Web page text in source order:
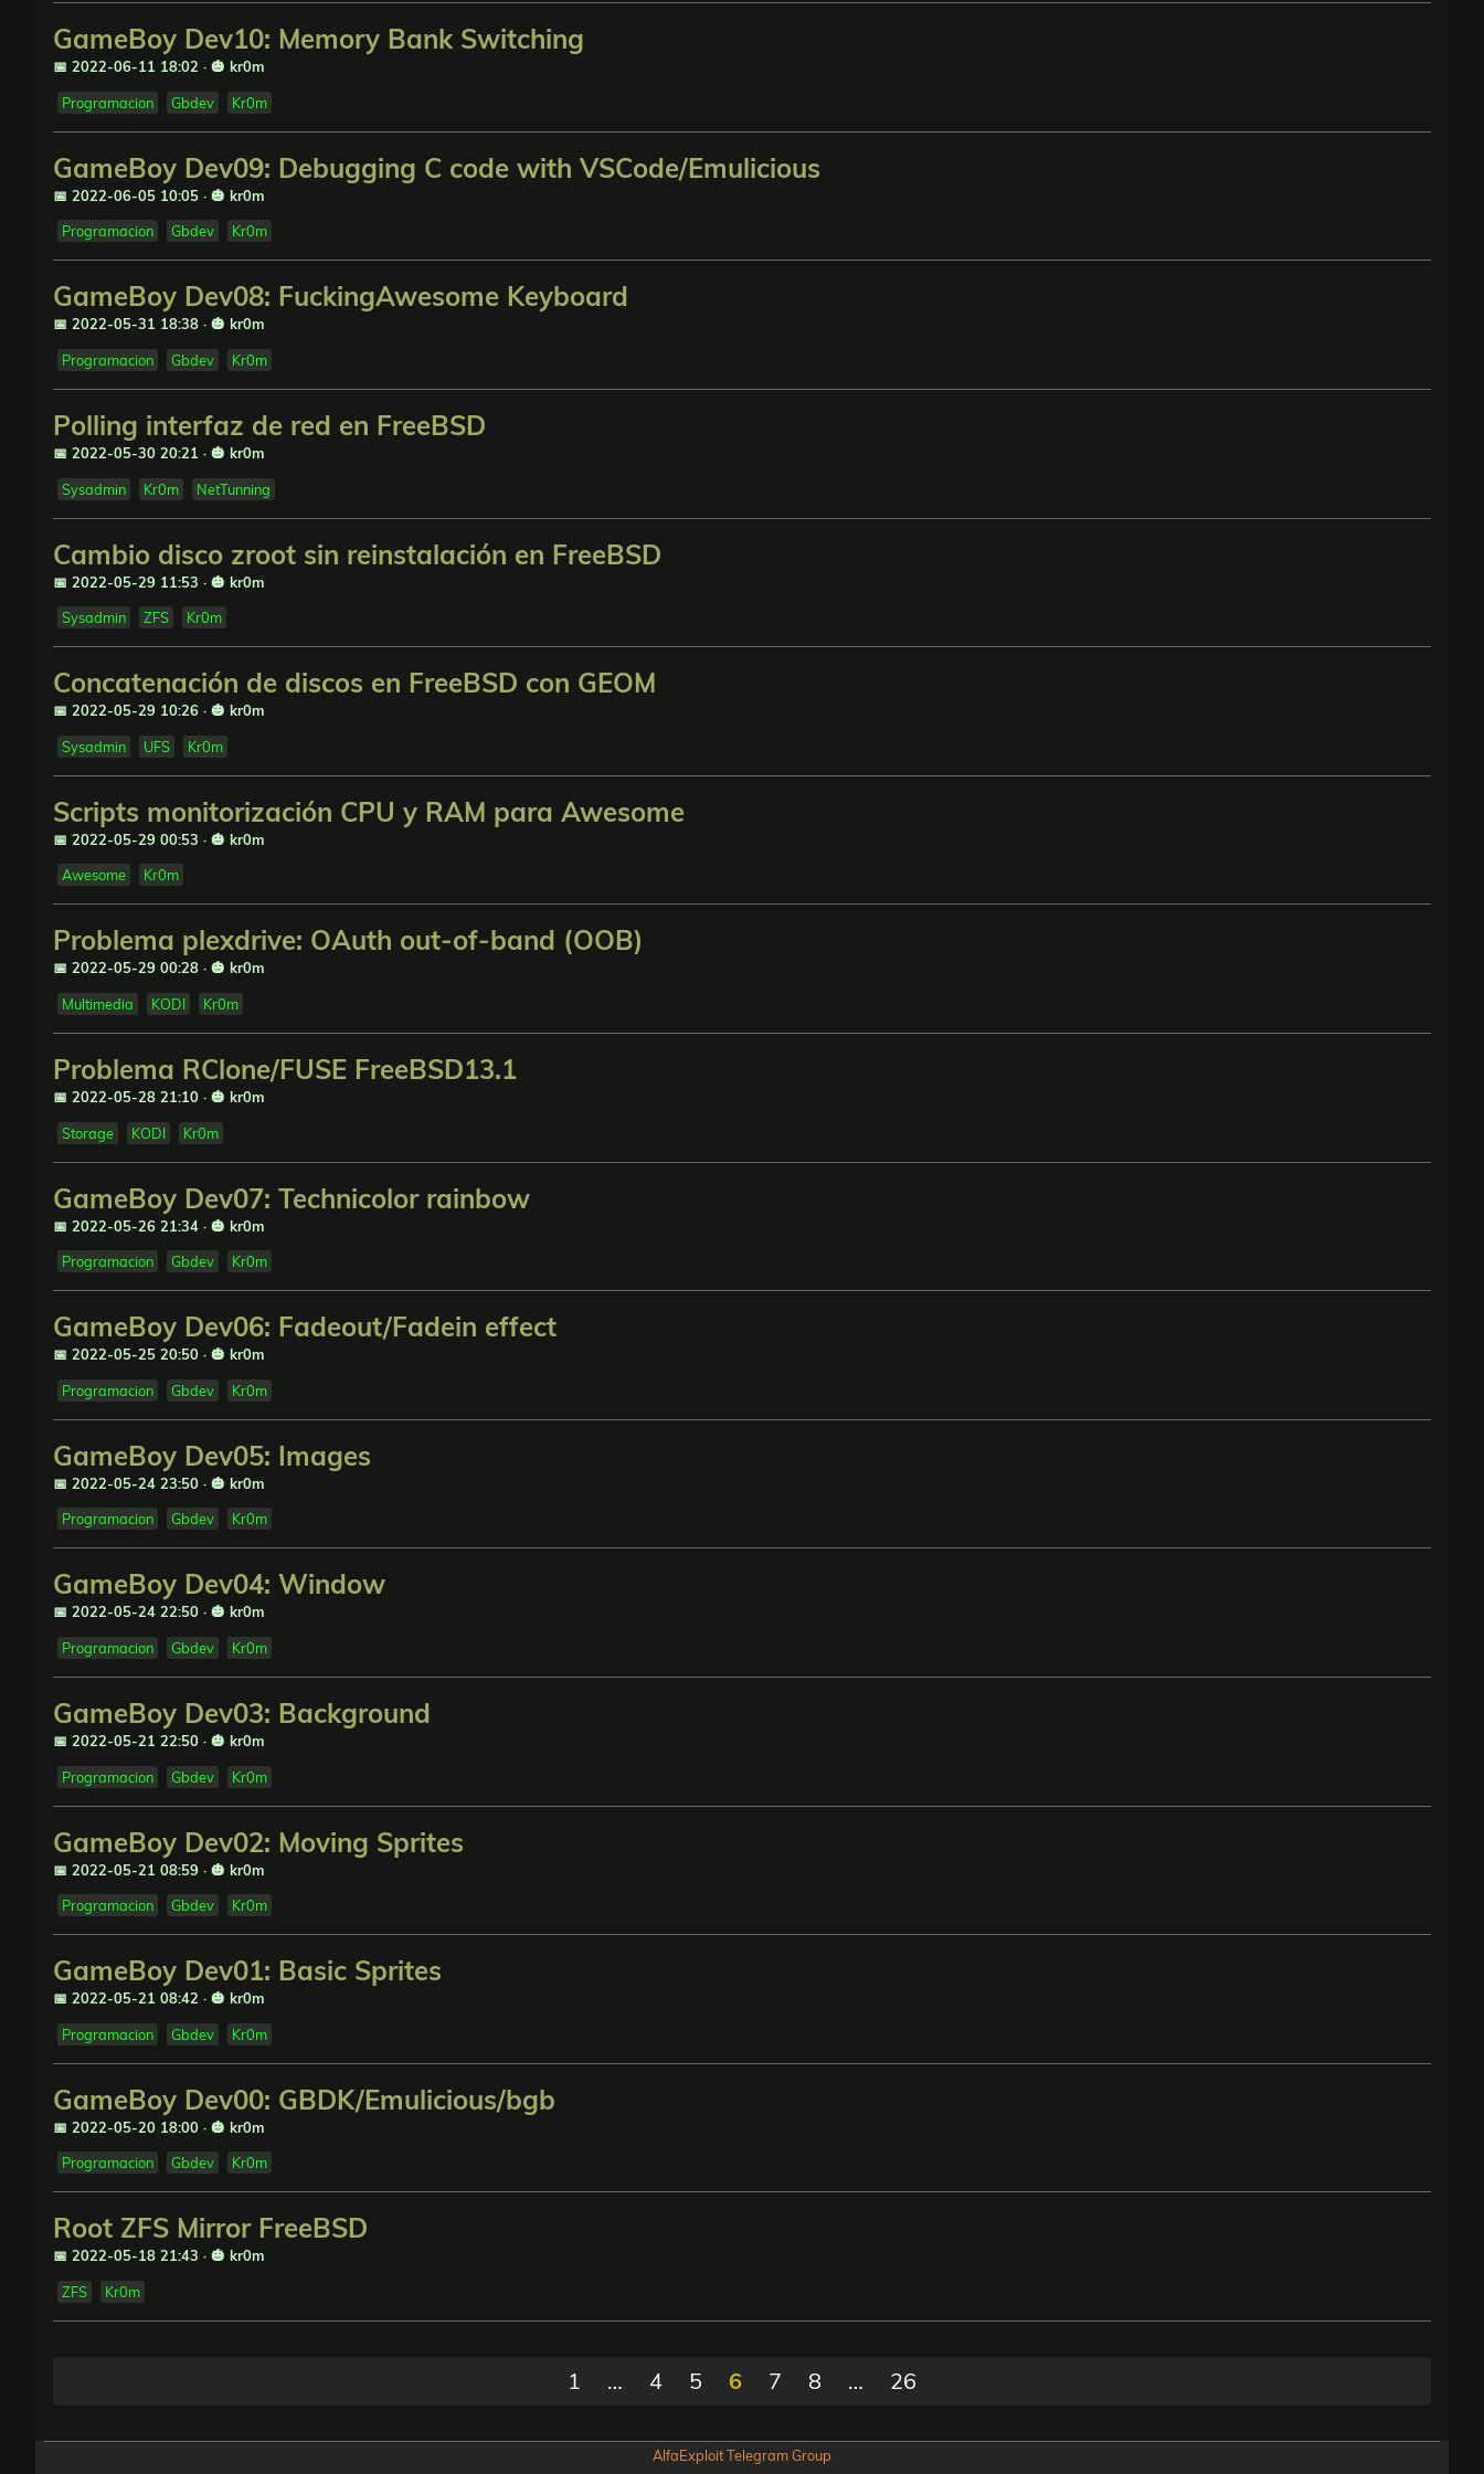
GameBoy Dev10: Memory Bank Switching
📅 2022-06-11 18:02 · 🎃 kr0m
Programacion Gbdev Kr0m
GameBoy Dev09: Debugging C code with VSCode/Emulicious
📅 2022-06-05 10:05 · 🎃 kr0m
Programacion Gbdev Kr0m
GameBoy Dev08: FuckingAwesome Keyboard
📅 2022-05-31 18:38 · 🎃 kr0m
Programacion Gbdev Kr0m
Polling interfaz de red en FreeBSD
📅 2022-05-30 20:21 · 🎃 kr0m
Sysadmin Kr0m NetTunning
Cambio disco zroot sin reinstalación en FreeBSD
📅 2022-05-29 11:53 · 🎃 kr0m
Sysadmin ZFS Kr0m
Concatenación de discos en FreeBSD con GEOM
📅 2022-05-29 10:26 · 🎃 kr0m
Sysadmin UFS Kr0m
Scripts monitorización CPU y RAM para Awesome
📅 2022-05-29 00:53 · 🎃 kr0m
Awesome Kr0m
Problema plexdrive: OAuth out-of-band (OOB)
📅 2022-05-29 00:28 · 🎃 kr0m
Multimedia KODI Kr0m
Problema RClone/FUSE FreeBSD13.1
📅 2022-05-28 21:10 · 🎃 kr0m
Storage KODI Kr0m
GameBoy Dev07: Technicolor rainbow
📅 2022-05-26 21:34 · 🎃 kr0m
Programacion Gbdev Kr0m
GameBoy Dev06: Fadeout/Fadein effect
📅 2022-05-25 20:50 · 🎃 kr0m
Programacion Gbdev Kr0m
GameBoy Dev05: Images
📅 2022-05-24 23:50 · 🎃 kr0m
Programacion Gbdev Kr0m
GameBoy Dev04: Window
📅 2022-05-24 22:50 · 🎃 kr0m
Programacion Gbdev Kr0m
GameBoy Dev03: Background
📅 2022-05-21 22:50 · 🎃 kr0m
Programacion Gbdev Kr0m
GameBoy Dev02: Moving Sprites
📅 2022-05-21 08:59 · 🎃 kr0m
Programacion Gbdev Kr0m
GameBoy Dev01: Basic Sprites
📅 2022-05-21 08:42 · 🎃 kr0m
Programacion Gbdev Kr0m
GameBoy Dev00: GBDK/Emulicious/bgb
📅 2022-05-20 18:00 · 🎃 kr0m
Programacion Gbdev Kr0m
Root ZFS Mirror FreeBSD
📅 2022-05-18 21:43 · 🎃 kr0m
ZFS Kr0m
1 … 4 5 6 7 8 … 26
AlfaExploit Telegram Group